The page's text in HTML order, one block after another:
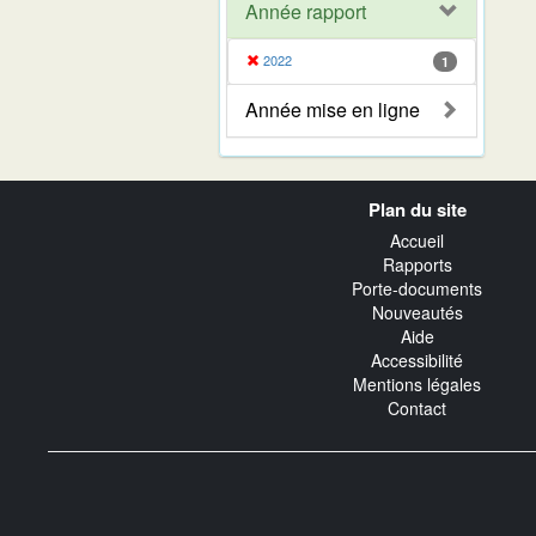
Année rapport
2022 1
Année mise en ligne
Plan du site
Accueil
Rapports
Porte-documents
Nouveautés
Aide
Accessibilité
Mentions légales
Contact